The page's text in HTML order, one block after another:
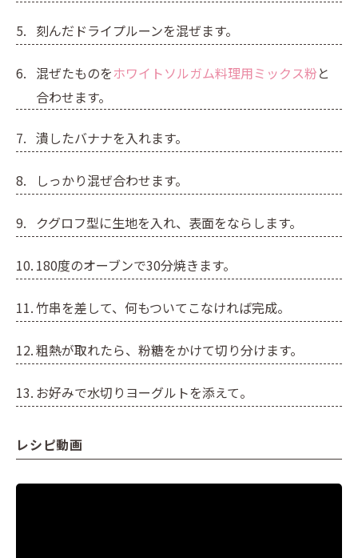
刻んだドライプルーンを混ぜます。
混ぜたものをホワイトソルガム料理用ミックス粉と
合わせます。
潰したバナナを入れます。
しっかり混ぜ合わせます。
クグロフ型に生地を入れ、表面をならします。
180度のオーブンで30分焼きます。
竹串を差して、何もついてこなければ完成。
粗熱が取れたら、粉糖をかけて切り分けます。
お好みで水切りヨーグルトを添えて。
レシピ動画